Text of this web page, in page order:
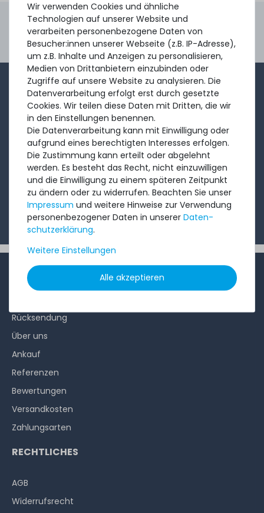
4.96 /5.00aus8.500Bewertungen
Gebraucht. Geprüft. Geliefert.
1-2x im Monat sendet André aus dem Vertriebsteam
eine kurze, knackige Mail mit Angeboten, neu
eingetroffenen Produkten und Informationen, die Sie
interessieren könnten. Probieren Sie's!
Abonnieren
Ich möchte Ihren Newsletter erhalten und akzeptiere
dieDatenschutzerklärung.
Wir verwenden Cookies und ähnliche
Technologien auf unserer Website und
verarbeiten personenbezogene Daten von
Besucher:innen unserer Webseite (z.B. IP-Adresse),
um z.B. Inhalte und Anzeigen zu personalisieren,
Medien von Drittanbietern einzubinden oder
Zugriffe auf unsere Website zu analysieren. Die
Datenverarbeitung erfolgt erst durch gesetzte
Cookies. Wir teilen diese Daten mit Dritten, die wir
in den Einstellungen benennen.
Die Datenverarbeitung kann mit Einwilligung oder
aufgrund eines berechtigten Interesses erfolgen.
Die Zustimmung kann erteilt oder abgelehnt
werden. Es besteht das Recht, nicht einzuwilligen
und die Einwilligung zu einem späteren Zeitpunkt
zu ändern oder zu widerrufen. Beachten Sie unser
Impressum und weitere Hinweise zur Verwendung
personenbezogener Daten in unserer Daten­
schutz­erklärung.
Weitere Einstellungen
Alle akzeptieren
INFORMATIONEN
Rücksendung
Über uns
Ankauf
Referenzen
Bewertungen
Versandkosten
Zahlungsarten
RECHTLICHES
AGB
Widerrufs­recht